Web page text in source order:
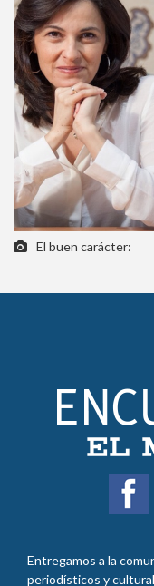
El buen carácter:
que relacionen a El